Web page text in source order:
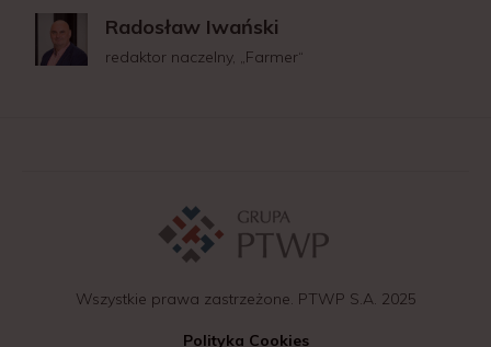
Radosław Iwański
redaktor naczelny, „Farmer“
Wszystkie prawa zastrzeżone. PTWP S.A. 2025
Polityka Cookies